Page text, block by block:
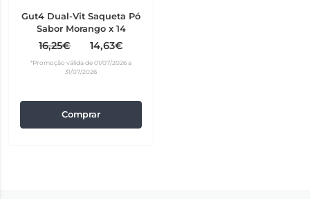
Gut4 Dual-Vit Saqueta Pó
Sabor Morango x 14
16,25€ 14,63€
*Promoção válida de 01/07/2026 a
31/07/2026
Comprar